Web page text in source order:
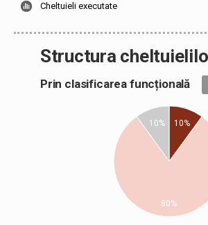
Cheltuieli executate
Structura
Prin clasificarea funcțională
10%
10%
80%